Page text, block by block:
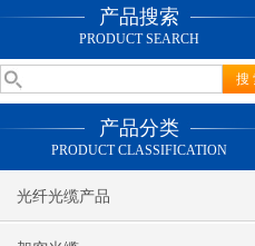
产品搜索
PRODUCT SEARCH
产品分类
PRODUCT CLASSIFICATION
光纤光缆产品